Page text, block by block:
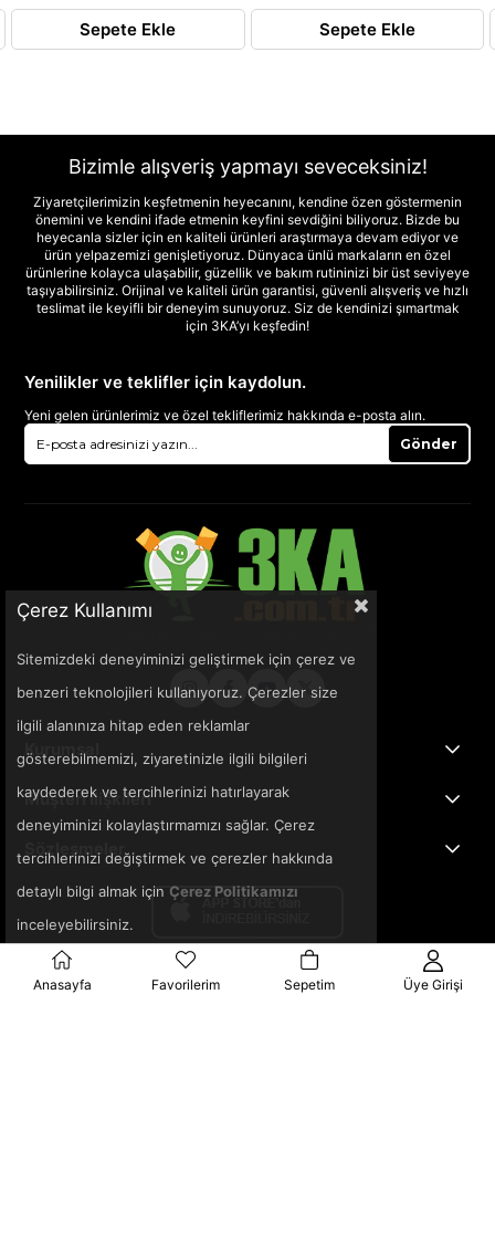
Sepete Ekle Sepete Ekle
Bizimle alışveriş yapmayı seveceksiniz!
Ziyaretçilerimizin keşfetmenin heyecanını, kendine özen göstermenin
önemini ve kendini ifade etmenin keyfini sevdiğini biliyoruz. Bizde bu
heyecanla sizler için en kaliteli ürünleri araştırmaya devam ediyor ve
ürün yelpazemizi genişletiyoruz. Dünyaca ünlü markaların en özel
ürünlerine kolayca ulaşabilir, güzellik ve bakım rutininizi bir üst seviyeye
taşıyabilirsiniz. Orijinal ve kaliteli ürün garantisi, güvenli alışveriş ve hızlı
teslimat ile keyifli bir deneyim sunuyoruz. Siz de kendinizi şımartmak
için 3KA’yı keşfedin!
Yenilikler ve teklifler için kaydolun.
Yeni gelen ürünlerimiz ve özel tekliflerimiz hakkında e-posta alın.
Gönder
Kurumsal
Müşteri İlişkileri
Sözleşmeler
Çerez Kullanımı
Sitemizdeki deneyiminizi geliştirmek için çerez ve
benzeri teknolojileri kullanıyoruz. Çerezler size
ilgili alanınıza hitap eden reklamlar
gösterebilmemizi, ziyaretinizle ilgili bilgileri
kaydederek ve tercihlerinizi hatırlayarak
deneyiminizi kolaylaştırmamızı sağlar. Çerez
tercihlerinizi değiştirmek ve çerezler hakkında
detaylı bilgi almak için Çerez Politikamızı
inceleyebilirsiniz.
Anasayfa Favorilerim Sepetim Üye Girişi